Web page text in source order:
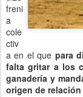
freni
a
cole
ctiv
a en el que para
falta gritar a los
ganadería y
origen de